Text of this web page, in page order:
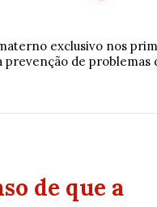
exclusivo nos
prevenção de problemas
de que a